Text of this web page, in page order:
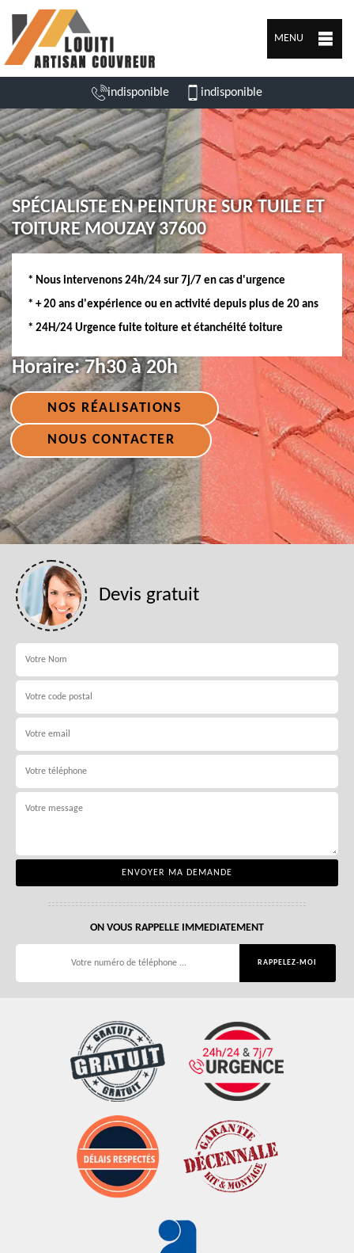
MENU
indisponible indisponible
SPÉCIALISTE EN PEINTURE SUR TUILE ET
TOITURE MOUZAY 37600
* Nous intervenons 24h/24 sur 7j/7 en cas d'urgence
* + 20 ans d'expérience ou en activité depuis plus de 20 ans
* 24H/24 Urgence fuite toiture et étanchéité toiture
Horaire:7h30 à 20h
NOS RÉALISATIONS
NOUS CONTACTER
Devis gratuit
ON VOUS RAPPELLE IMMEDIATEMENT